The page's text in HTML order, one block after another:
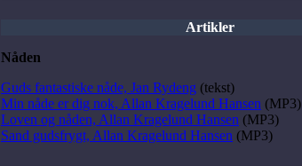
Artikler
Nåden
Guds fantastiske nåde, Jan Rydeng (tekst)
Min nåde er dig nok, Allan Kragelund Hansen (MP3)
Loven og nåden, Allan Kragelund Hansen (MP3)
Sand gudsfrygt, Allan Kragelund Hansen (MP3)